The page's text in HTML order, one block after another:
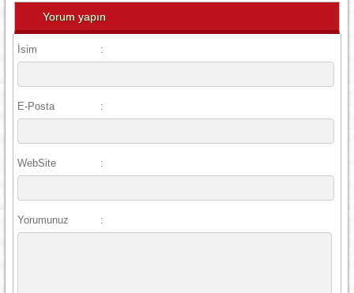
Yorum yapın
İsim :
E-Posta :
WebSite :
Yorumunuz :